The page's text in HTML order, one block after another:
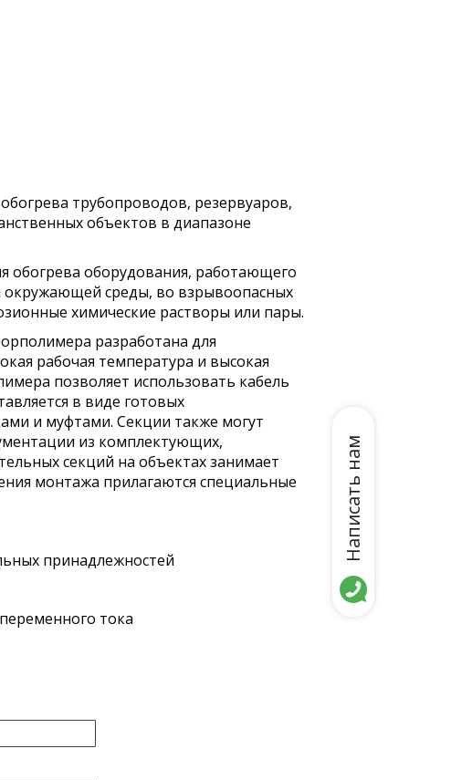
трубопроводов, резервуаров,
объектов в диапазоне
обогрева оборудования, работающего
окружающей среды, во взрывоопасных
химические растворы или пары.
разработана для
рабочая температура и высокая
позволяет использовать кабель
в виде готовых
и муфтами. Секции также могут
из комплектующих,
секций на объектах занимает
монтажа прилагаются специальные
принадлежностей
тока
Написать нам